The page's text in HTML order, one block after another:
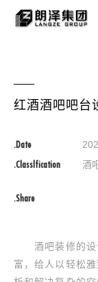
红酒酒吧吧台
.Date
.Classlfication 酒
.Share
酒吧装修的设
富，给人以轻松